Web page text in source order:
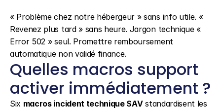
« Problème chez notre hébergeur » sans info utile. «
Revenez plus tard » sans heure. Jargon technique «
Error 502 » seul. Promettre remboursement
automatique non validé finance.
Quelles macros support
activer immédiatement ?
Six macros incident technique SAV standardisent les